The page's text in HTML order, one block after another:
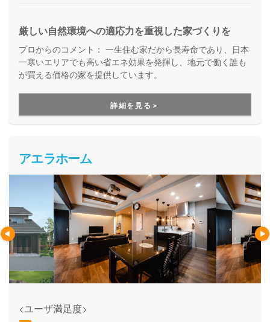
厳しい自然環境への適応力を重視した家づくりを
プロからのコメント： 一生住む家だから長寿命であり、日本
一寒いエリアでも高い省エネ効果を発揮し、地元で働く誰も
が買える価格の家を提供しています。
詳細を見る＞
アエラホーム
<ユーザ満足度>